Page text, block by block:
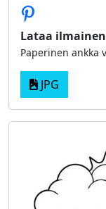
Lataa
Paperinen ankka
JPG